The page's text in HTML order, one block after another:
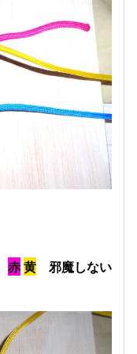
赤黄 邪魔しない